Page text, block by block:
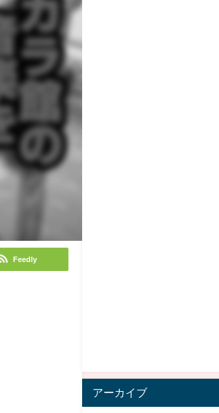
Feedly
アーカイブ